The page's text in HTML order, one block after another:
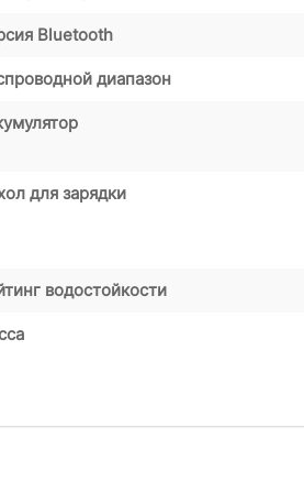
Bluetooth
диапазон
для зарядки
водостойкости